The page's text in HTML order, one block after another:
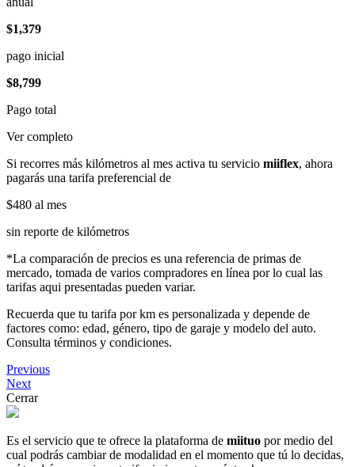
$1,379
pago inicial
$8,799
Pago total
Ver completo
Si recorres más kilómetros al mes activa tu servicio miiflex, ahora
pagarás una tarifa preferencial de
$480 al mes
sin reporte de kilómetros
*La comparación de precios es una referencia de primas de
mercado, tomada de varios compradores en línea por lo cual las
tarifas aqui presentadas pueden variar.
Recuerda que tu tarifa por km es personalizada y depende de
factores como: edad, género, tipo de garaje y modelo del auto.
Consulta términos y condiciones.
Previous
Next
Cerrar
Es el servicio que te ofrece la plataforma de miituo por medio del
cual podrás cambiar de modalidad en el momento que tú lo decidas,